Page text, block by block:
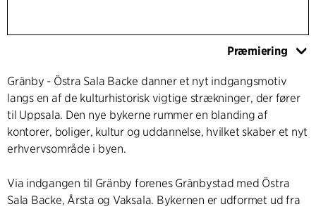
Præmiering
Gränby - Östra Sala Backe danner et nyt indgangsmotiv
langs en af de kulturhistorisk vigtige strækninger, der fører
til Uppsala. Den nye bykerne rummer en blanding af
kontorer, boliger, kultur og uddannelse, hvilket skaber et nyt
erhvervsområde i byen.
Via indgangen til Gränby forenes Gränbystad med Östra
Sala Backe, Årsta og Vaksala. Bykernen er udformet ud fra